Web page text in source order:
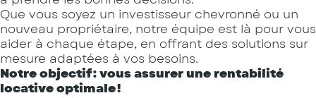
Que vous soyez un investisseur chevronné ou un
nouveau propriétaire, notre équipe est là pour vous
aider à chaque étape, en offrant des solutions sur
mesure adaptées à vos besoins.
Notre objectif : vous assurer une rentabilité
locative optimale !